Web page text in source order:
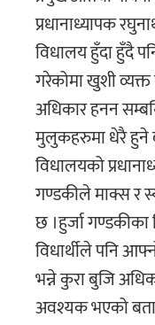
प्रधानाध्यापक
विधालय हुँदा हुँदै
गरेकोमा खुशी
अधिकार हनन
मुलुकहरुमा धेरै हुने
विधालयको
गण्डकीले माक्स र
छ ।हुर्जा
विधार्थीले पनि
भन्ने कुरा बुजि
अवश्यक भएको